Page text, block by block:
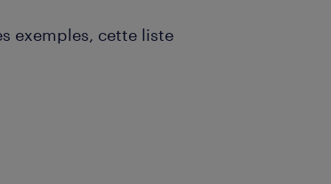
exemples, cette liste